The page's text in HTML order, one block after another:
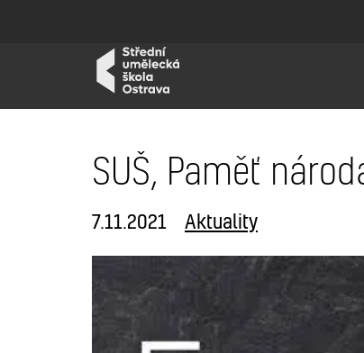
SUŠ, Paměť
7.11.2021 Aktuality